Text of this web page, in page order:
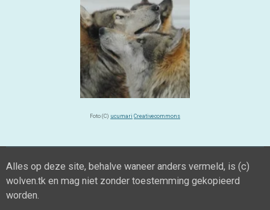
Foto (C) ucumari Creativecommons
Alles op deze site, behalve waneer anders vermeld, is (c)
wolven.tk en mag niet zonder toestemming gekopieerd
worden.